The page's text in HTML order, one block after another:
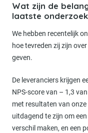
Wat zijn de
laatste
We hebben recentelijk
hoe tevreden zij zijn
geven.
De leveranciers krijgen
NPS-score van – 1,3
met resultaten van
uitdagend te zijn om
verschil maken, en een